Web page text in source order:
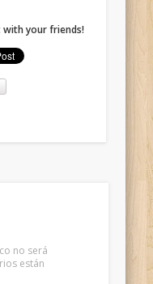
with your friends!
no será
están